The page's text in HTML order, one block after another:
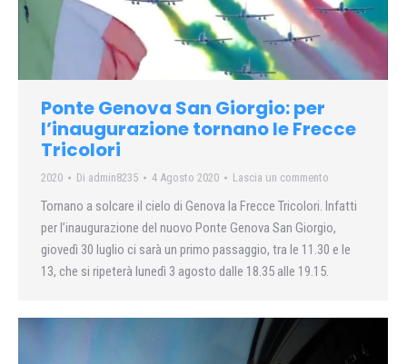
Ponte Genova San Giorgio: per
l’inaugurazione tornano le Frecce
Tricolori
2020 Di admin8235 4 Agosto 2020 Lascia un commento
Tornano a solcare il cielo di Genova la Frecce Tricolori. Infatti
per l’inaugurazione del nuovo Ponte Genova San Giorgio,
giovedì 30 luglio ci sarà un primo passaggio, tra le 11.30 e le
13, che si ripeterà lunedì 3 agosto dalle 18.35 alle 19.15.